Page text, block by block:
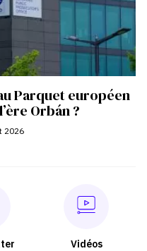
Parquet européen
Orbán ?
2026
Vidéos